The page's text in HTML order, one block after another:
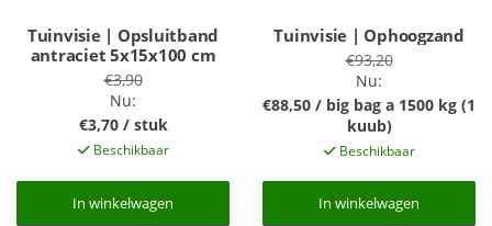
Tuinvisie | Opsluitband
antraciet 5x15x100 cm
€3,90
Nu:
€3,70 / stuk
Beschikbaar
In winkelwagen
In winkelwagen
Tuinvisie | Ophoogzand
€93,20
Nu:
€88,50 / big bag a 1500 kg (1
kuub)
Beschikbaar
In winkelwagen
In winkelwagen